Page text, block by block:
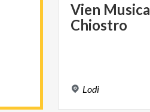
Vien Musica
Chiostro
Lodi